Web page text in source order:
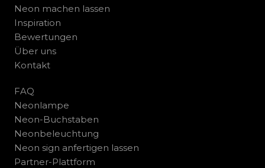
Neon machen lassen
Inspiration
Bewertungen
Über uns
Kontakt
FAQ
Neonlampe
Neon-Buchstaben
Neonbeleuchtung
Neon sign anfertigen lassen
Partner-Plattform